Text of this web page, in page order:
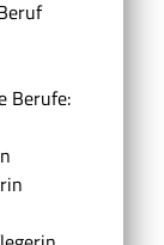
Berufe: